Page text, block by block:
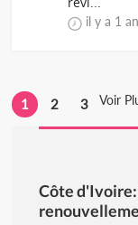
il y a 1 an
1 2 3 Voir
Côte d'Ivoire: